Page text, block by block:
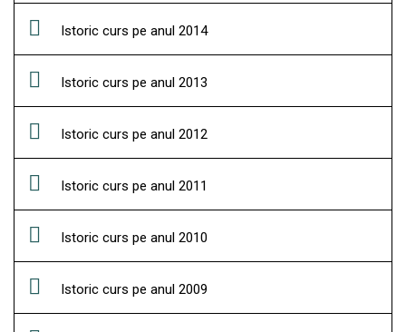
Istoric curs pe anul 2014
Istoric curs pe anul 2013
Istoric curs pe anul 2012
Istoric curs pe anul 2011
Istoric curs pe anul 2010
Istoric curs pe anul 2009